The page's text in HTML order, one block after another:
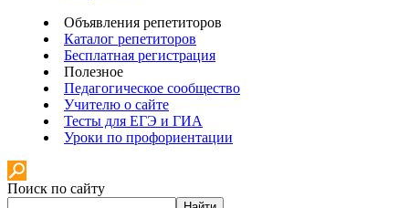
Объявления репетиторов
Каталог репетиторов
Бесплатная регистрация
Полезное
Педагогическое сообщество
Учителю о сайте
Тесты для ЕГЭ и ГИА
Уроки по профориентации
Поиск по сайту